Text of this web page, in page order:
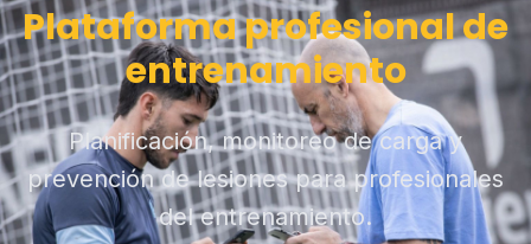
Plataforma profesional de
entrenamiento
Planificación, monitoreo de carga y
prevención de lesiones para profesionales
del entrenamiento.